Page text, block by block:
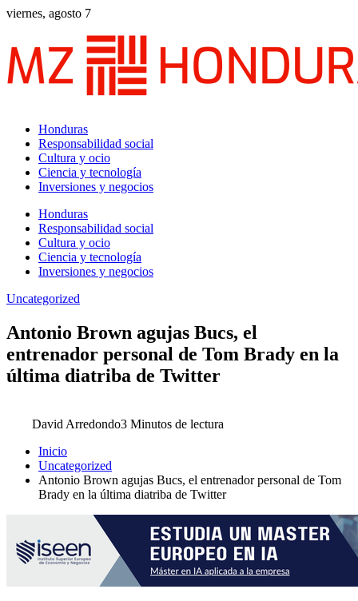
viernes, agosto 7
Honduras
Responsabilidad social
Cultura y ocio
Ciencia y tecnología
Inversiones y negocios
Honduras
Responsabilidad social
Cultura y ocio
Ciencia y tecnología
Inversiones y negocios
Uncategorized
Antonio Brown agujas Bucs, el
entrenador personal de Tom Brady en la
última diatriba de Twitter
David Arredondo3 Minutos de lectura
Inicio
Uncategorized
Antonio Brown agujas Bucs, el entrenador personal de Tom
Brady en la última diatriba de Twitter